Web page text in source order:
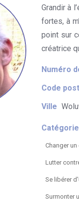
Grandir à
fortes, à
point sur
créatrice
Numéro
Code
Ville
Changer
Lutter
Se libérer
Surmonter